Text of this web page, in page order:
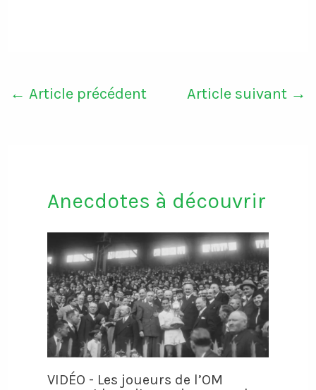
← Article précédent Article suivant →
Anecdotes à découvrir
VIDÉO - Les joueurs de l’OM